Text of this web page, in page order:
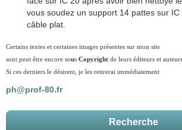
vous soudez un support 14 pattes sur
câble plat.
Certains textes et certaines images présentes sur mon site
sont peut être encore sous Copyright de leurs éditeurs et
Si ces derniers le désirent, je les retirerai immédiatement
ph@prof-80.fr
Recherche